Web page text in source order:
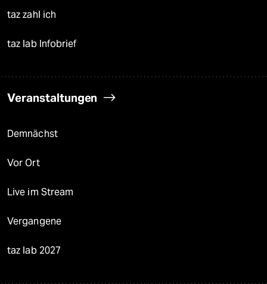
taz zahl ich
taz lab Infobrief
Veranstaltungen
Demnächst
Vor Ort
Live im Stream
Vergangene
taz lab 2027